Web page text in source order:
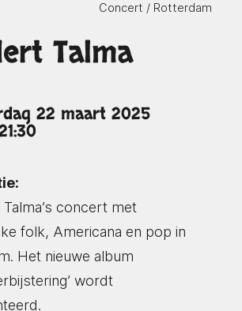
Concert / Rotterdam
Talma
22 maart 2025
concert met
folk, Americana en pop in
Het nieuwe album
wordt